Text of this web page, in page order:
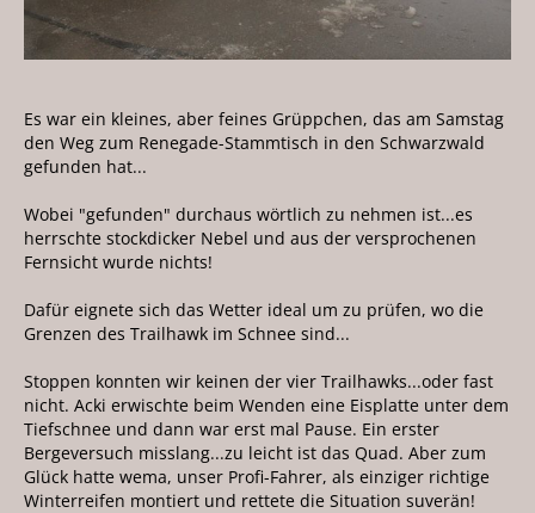
Es war ein kleines, aber feines Grüppchen, das am Samstag
den Weg zum Renegade-Stammtisch in den Schwarzwald
gefunden hat...
Wobei "gefunden" durchaus wörtlich zu nehmen ist...es
herrschte stockdicker Nebel und aus der versprochenen
Fernsicht wurde nichts!
Dafür eignete sich das Wetter ideal um zu prüfen, wo die
Grenzen des Trailhawk im Schnee sind...
Stoppen konnten wir keinen der vier Trailhawks...oder fast
nicht. Acki erwischte beim Wenden eine Eisplatte unter dem
Tiefschnee und dann war erst mal Pause. Ein erster
Bergeversuch misslang...zu leicht ist das Quad. Aber zum
Glück hatte wema, unser Profi-Fahrer, als einziger richtige
Winterreifen montiert und rettete die Situation suverän!